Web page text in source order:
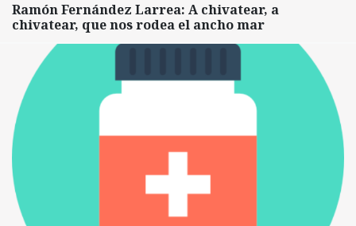
Ramón Fernández Larrea: A chivatear, a
chivatear, que nos rodea el ancho mar